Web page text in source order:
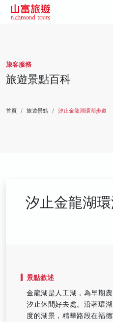
旅客服務
旅遊景點百科
首頁 旅遊景點 汐止金龍湖環湖步道
汐止金龍湖
景點敘述
金龍湖是人工湖，為早期
汐止休閒好去處。沿著環
度的湖景，精華路段在福